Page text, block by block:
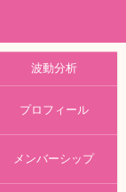
波動分析
プロフィール
メンバーシップ